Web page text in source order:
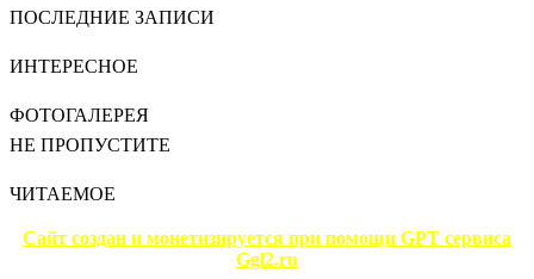
ПОСЛЕДНИЕ ЗАПИСИ
ИНТЕРЕСНОЕ
ФОТОГАЛЕРЕЯ
НЕ ПРОПУСТИТЕ
ЧИТАЕМОЕ
Сайт создан и монетизируется при помощи GPT сервиса
Ggl2.ru